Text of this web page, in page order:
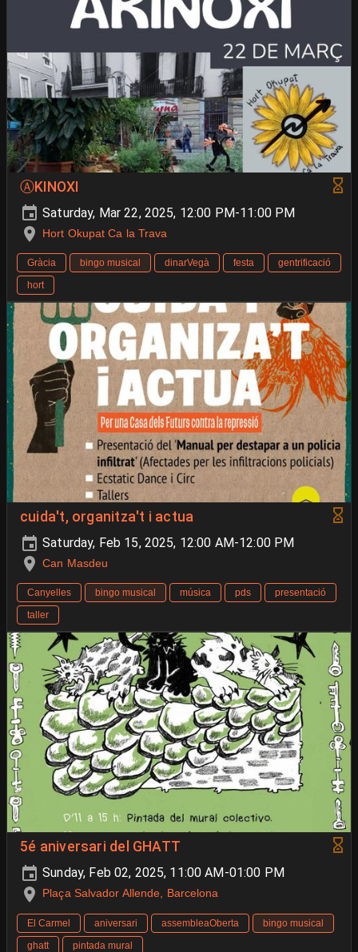
ⒶKINOXI
Saturday, Mar 22, 2025, 12:00 PM-11:00 PM
Hort Okupat Ca la Trava
Gràcia bingo musical dinarVegà festa
gentrificació
hort
cuida't, organitza't i actua
Saturday, Feb 15, 2025, 12:00 AM-12:00 PM
Can Masdeu
Canyelles bingo musical música pds
presentació
taller
5é aniversari del GHATT
Sunday, Feb 02, 2025, 11:00 AM-01:00 PM
Plaça Salvador Allende, Barcelona
El Carmel aniversari assembleaOberta
bingo musical
ghatt
pintada mural